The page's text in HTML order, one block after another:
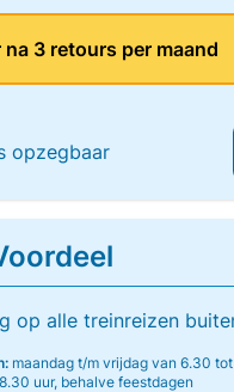
3 retours per maand
opzegbaar
op alle treinreizen
maandag t/m vrijdag van 6.30
uur, behalve feestdagen